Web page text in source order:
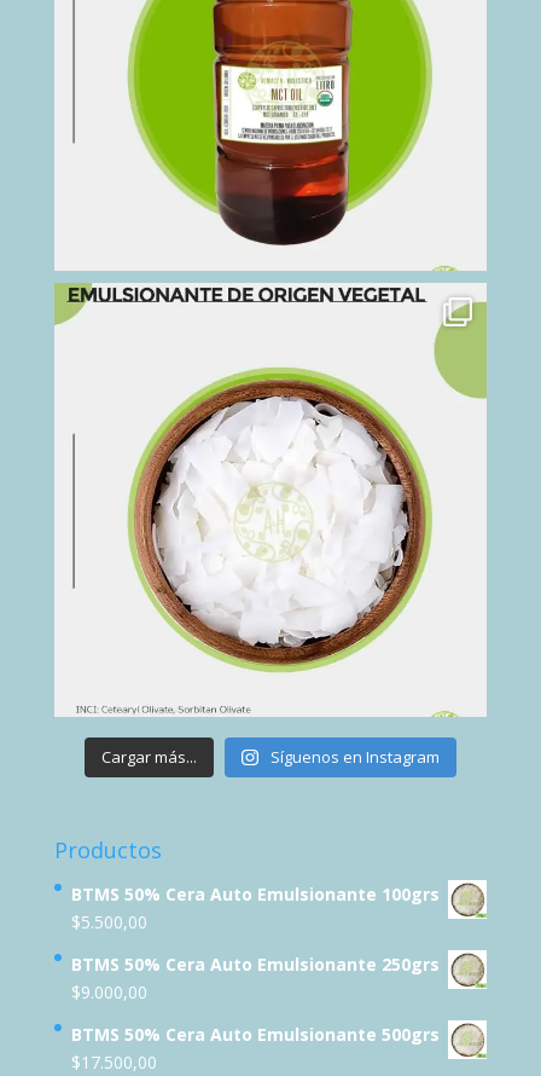
Cargar más... Síguenos en Instagram
Productos
BTMS 50% Cera Auto Emulsionante 100grs
$5.500,00
BTMS 50% Cera Auto Emulsionante 250grs
$9.000,00
BTMS 50% Cera Auto Emulsionante 500grs
$17.500,00